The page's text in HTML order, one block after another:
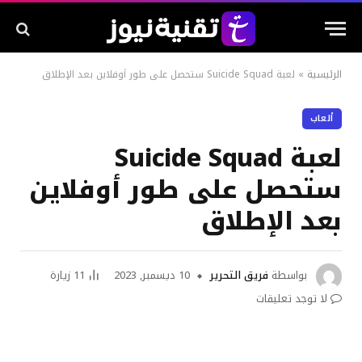
الرئيسية » لعبة Suicide Squad ستحصل على طور أوفلاين بعد الإطلاق
ألعاب
لعبة Suicide Squad
ستحصل على طور أوفلاين
بعد الإطلاق
بواسطة فريق التحرير 10 ديسمبر, 2023 11 زيارة
لا توجد تعليقات